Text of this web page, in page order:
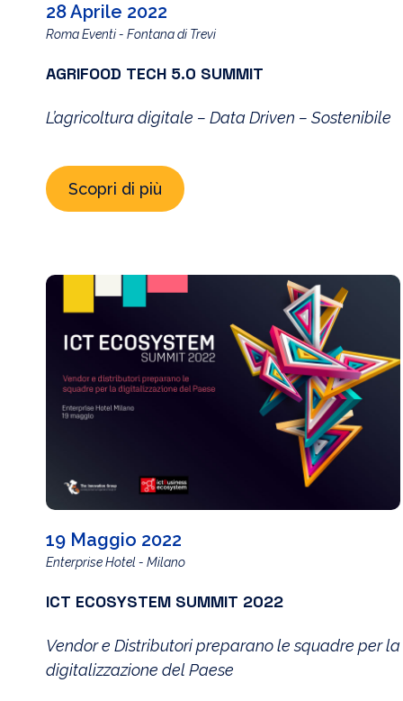
28 Aprile 2022
Roma Eventi - Fontana di Trevi
AGRIFOOD TECH 5.0 SUMMIT
L’agricoltura digitale – Data Driven – Sostenibile
Scopri di più
19 Maggio 2022
Enterprise Hotel - Milano
ICT ECOSYSTEM SUMMIT 2022
Vendor e Distributori preparano le squadre per la
digitalizzazione del Paese